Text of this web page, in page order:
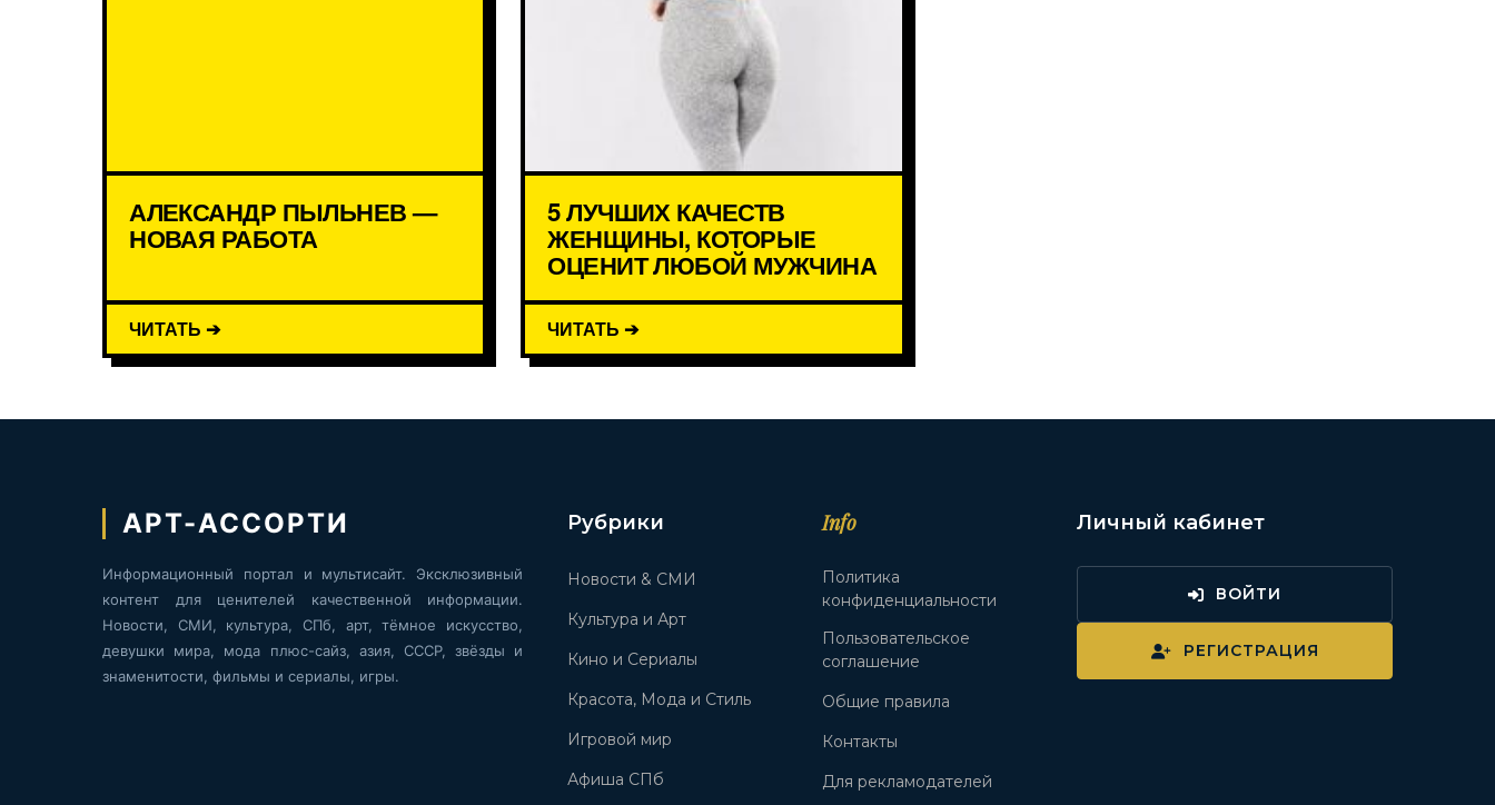
АЛЕКСАНДР ПЫЛЬНЕВ —
НОВАЯ РАБОТА
ЧИТАТЬ ➔
5 ЛУЧШИХ КАЧЕСТВ
ЖЕНЩИНЫ, КОТОРЫЕ
ОЦЕНИТ ЛЮБОЙ МУЖЧИНА
ЧИТАТЬ ➔
АРТ-АССОРТИ
Информационный портал и мультисайт. Эксклюзивный
контент для ценителей качественной информации.
Новости, СМИ, культура, СПб, арт, тёмное искусство,
девушки мира, мода плюс-сайз, азия, СССР, звёзды и
знаменитости, фильмы и сериалы, игры.
Рубрики
Новости & СМИ
Культура и Арт
Кино и Сериалы
Красота, Мода и Стиль
Игровой мир
Афиша СПб
Info
Политика
конфиденциальности
Пользовательское
соглашение
Общие правила
Контакты
Для рекламодателей
Личный кабинет
ВОЙТИ
РЕГИСТРАЦИЯ